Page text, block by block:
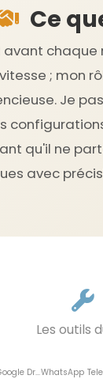
Ce
avant
; mon
Je
qu'il ne
avec
Les outils
Google DriveWhatsApp